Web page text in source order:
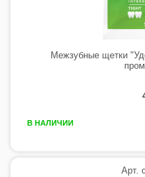
Межзубные щетки
В НАЛИЧИИ
Арт.